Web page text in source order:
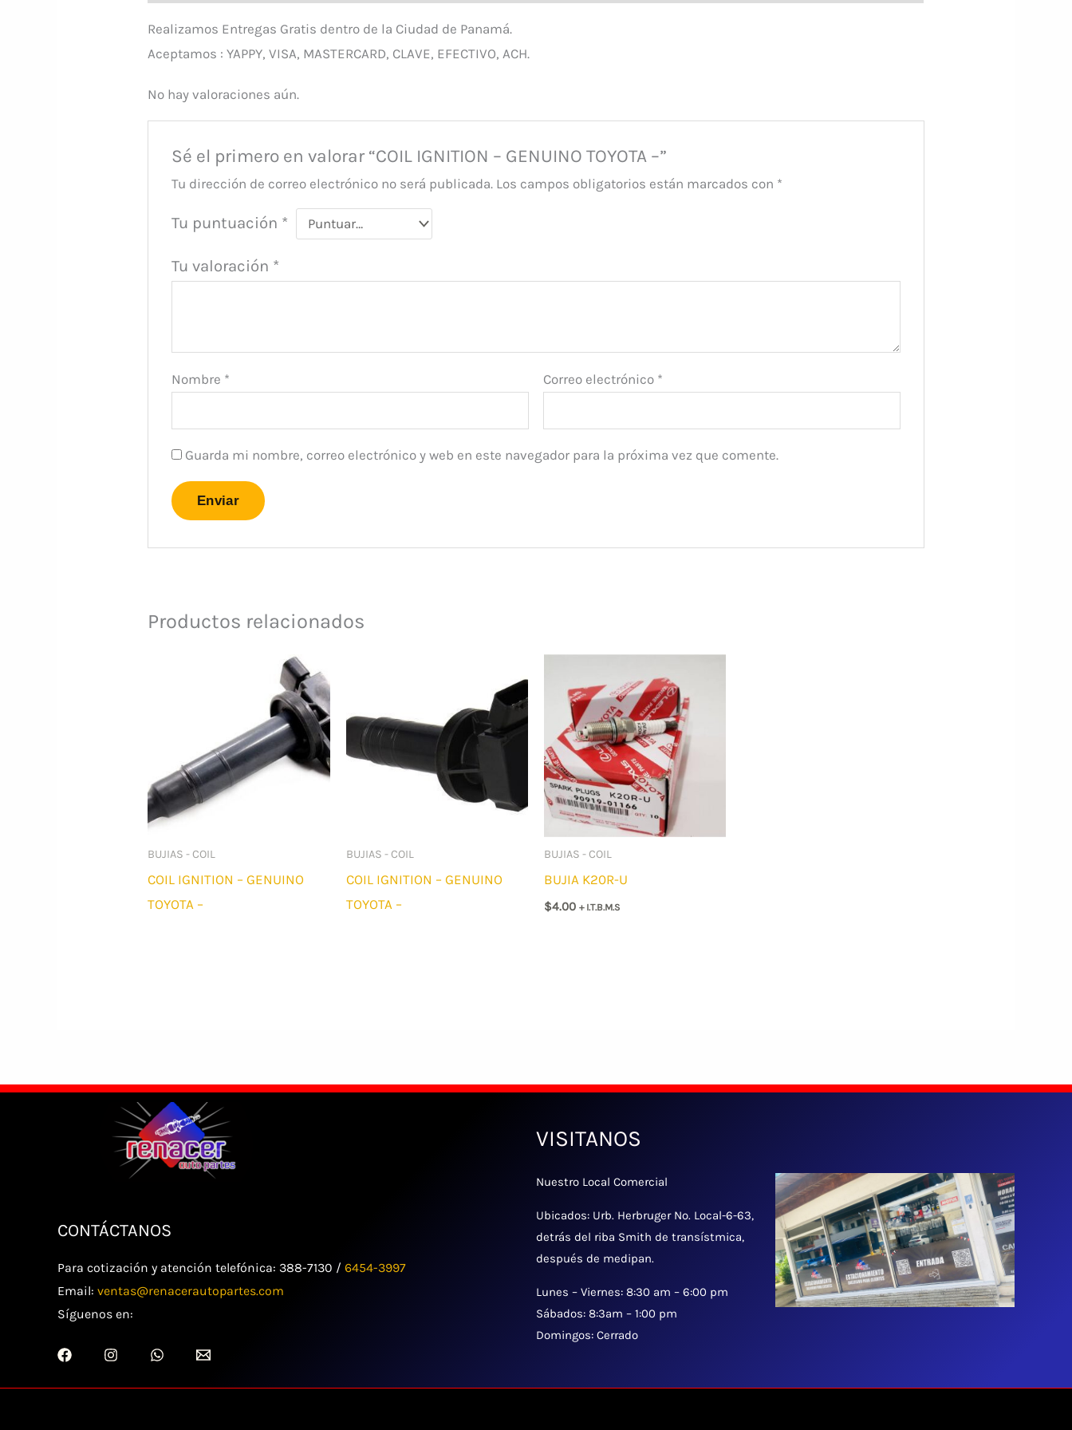
Realizamos Entregas Gratis dentro de la Ciudad de Panamá.
Aceptamos : YAPPY, VISA, MASTERCARD, CLAVE, EFECTIVO, ACH.
No hay valoraciones aún.
Sé el primero en valorar “COIL IGNITION – GENUINO TOYOTA –”
Tu dirección de correo electrónico no será publicada. Los campos obligatorios están marcados con *
Tu puntuación *
Tu valoración *
Nombre * Correo electrónico *
Guarda mi nombre, correo electrónico y web en este navegador para la próxima vez que comente.
Productos relacionados
BUJIAS - COIL
COIL IGNITION – GENUINO
TOYOTA –
BUJIAS - COIL
COIL IGNITION – GENUINO
TOYOTA –
BUJIAS - COIL
BUJIA K20R-U
$4.00 + I.T.B.M.S
CONTÁCTANOS
Para cotización y atención telefónica: 388-7130 / 6454-3997
Email: ventas@renacerautopartes.com
Síguenos en:
VISITANOS
Nuestro Local Comercial
Ubicados: Urb. Herbruger No. Local-6-63,
detrás del riba Smith de transístmica,
después de medipan.
Lunes – Viernes: 8:30 am – 6:00 pm
Sábados: 8:3am – 1:00 pm
Domingos: Cerrado